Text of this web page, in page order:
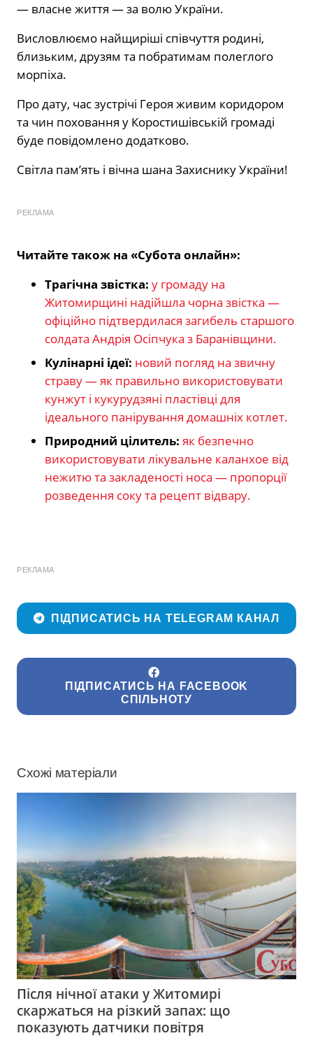
— власне життя — за волю України.
Висловлюємо найщиріші співчуття родині,
близьким, друзям та побратимам полеглого
морпіха.
Про дату, час зустрічі Героя живим коридором
та чин поховання у Коростишівській громаді
буде повідомлено додатково.
Світла пам’ять і вічна шана Захиснику України!
РЕКЛАМА
Читайте також на «Субота онлайн»:
Трагічна звістка: у громаду на
Житомирщині надійшла чорна звістка —
офіційно підтвердилася загибель старшого
солдата Андрія Осіпчука з Баранівщини.
Кулінарні ідеї: новий погляд на звичну
страву — як правильно використовувати
кунжут і кукурудзяні пластівці для
ідеального панірування домашніх котлет.
Природний цілитель: як безпечно
використовувати лікувальне каланхое від
нежитю та закладеності носа — пропорції
розведення соку та рецепт відвару.
РЕКЛАМА
ПІДПИСАТИСЬ НА TELEGRAM КАНАЛ
ПІДПИСАТИСЬ НА FACEBOOK
СПІЛЬНОТУ
Схожі матеріали
Після нічної атаки у Житомирі
скаржаться на різкий запах: що
показують датчики повітря